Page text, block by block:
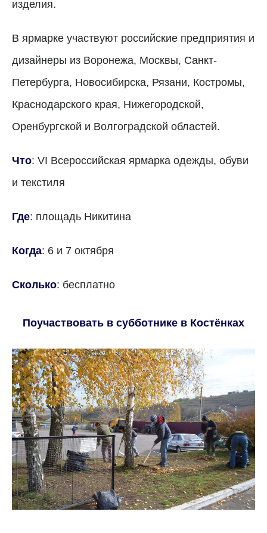
изделия.
В ярмарке участвуют российские предприятия и
дизайнеры из Воронежа, Москвы, Санкт-
Петербурга, Новосибирска, Рязани, Костромы,
Краснодарского края, Нижегородской,
Оренбургской и Волгоградской областей.
Что: VI Всероссийская ярмарка одежды, обу­ви
и текстиля
Где: площадь Никитина
Когда: 6 и 7 октября
Сколько: бесплатно
Поучаствовать в субботнике в Костёнках